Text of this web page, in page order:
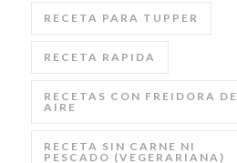
RECETA PARA TUPPER
RECETA RAPIDA
RECETAS CON FREIDORA DE
AIRE
RECETA SIN CARNE NI
PESCADO (VEGERARIANA)